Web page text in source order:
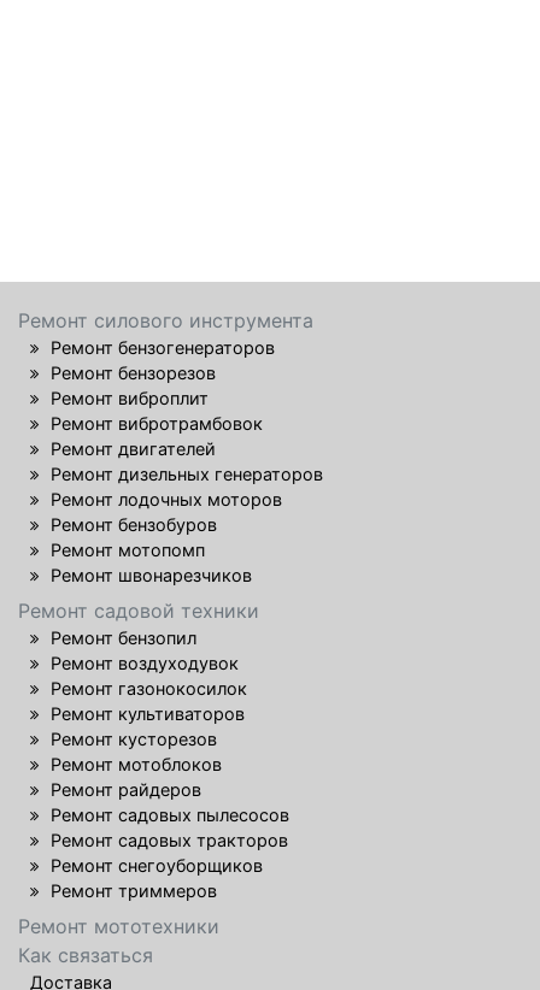
Ремонт силового инструмента
Ремонт бензогенераторов
Ремонт бензорезов
Ремонт виброплит
Ремонт вибротрамбовок
Ремонт двигателей
Ремонт дизельных генераторов
Ремонт лодочных моторов
Ремонт бензобуров
Ремонт мотопомп
Ремонт швонарезчиков
Ремонт садовой техники
Ремонт бензопил
Ремонт воздуходувок
Ремонт газонокосилок
Ремонт культиваторов
Ремонт кусторезов
Ремонт мотоблоков
Ремонт райдеров
Ремонт садовых пылесосов
Ремонт садовых тракторов
Ремонт снегоуборщиков
Ремонт триммеров
Ремонт мототехники
Как связаться
Доставка